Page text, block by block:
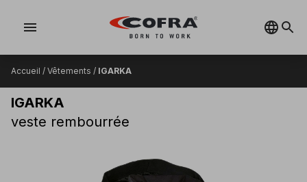
menu
Accueil / Vêtements / IGARKA
IGARKA
veste rembourrée